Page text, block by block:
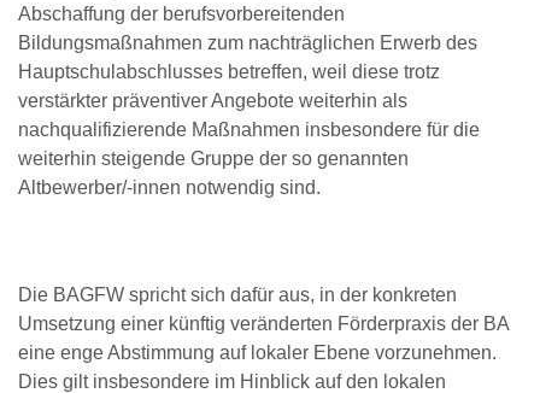
Abschaffung der berufsvorbereitenden
Bildungsmaßnahmen zum nachträglichen Erwerb des
Hauptschulabschlusses betreffen, weil diese trotz
verstärkter präventiver Angebote weiterhin als
nachqualifizierende Maßnahmen insbesondere für die
weiterhin steigende Gruppe der so genannten
Altbewerber/-innen notwendig sind.
Die BAGFW spricht sich dafür aus, in der konkreten
Umsetzung einer künftig veränderten Förderpraxis der BA
eine enge Abstimmung auf lokaler Ebene vorzunehmen.
Dies gilt insbesondere im Hinblick auf den lokalen